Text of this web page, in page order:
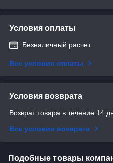
Условия оплаты
Безналичный расчет
Все условия оплаты
Условия возврата
Возврат товара в течение 14
Все условия возврата
Подобные товары